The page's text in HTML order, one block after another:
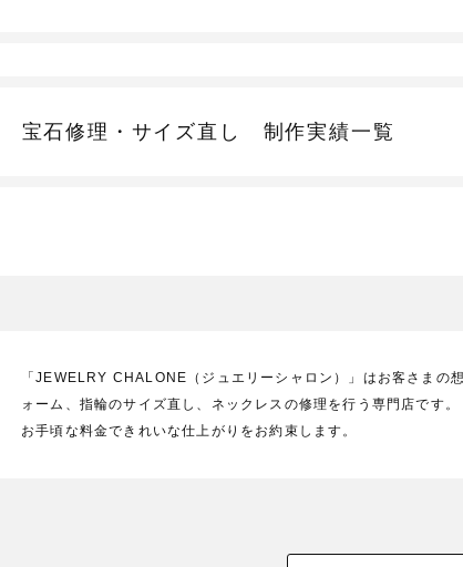
宝石修理・サイズ直し 制作実績一覧
「JEWELRY CHALONE（ジュエリーシャロン）」はお客さまの
ォーム、指輪のサイズ直し、ネックレスの修理を行う専門店です。
お手頃な料金できれいな仕上がりをお約束します。